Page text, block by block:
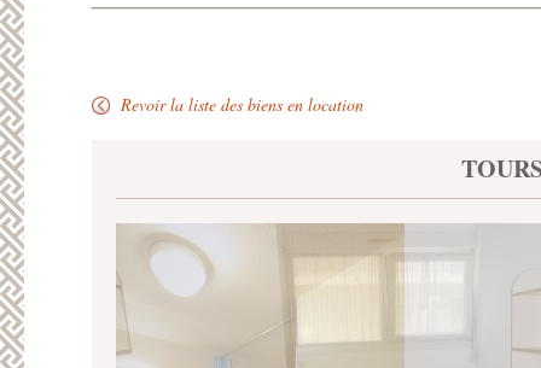
Revoir la liste des biens en location